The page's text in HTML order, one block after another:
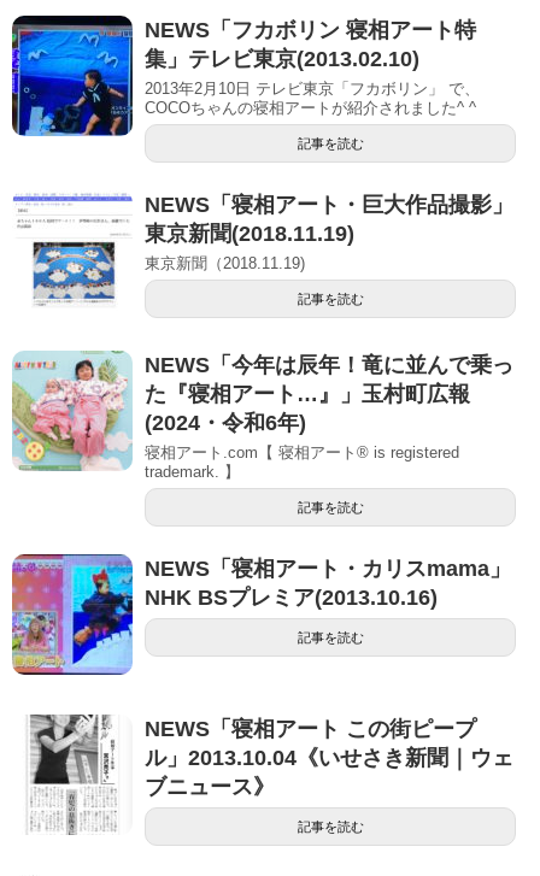
NEWS「フカボリン 寝相アート特
集」テレビ東京(2013.02.10)
2013年2月10日 テレビ東京「フカボリン」 で、
COCOちゃんの寝相アートが紹介されました^ ^
記事を読む
NEWS「寝相アート・巨大作品撮影」
東京新聞(2018.11.19)
東京新聞（2018.11.19)
記事を読む
NEWS「今年は辰年！竜に並んで乗っ
た『寝相アート…』」玉村町広報
(2024・令和6年)
寝相アート.com【 寝相アート® is registered
trademark. 】
記事を読む
NEWS「寝相アート・カリスmama」
NHK BSプレミア(2013.10.16)
記事を読む
NEWS「寝相アート この街ピープ
ル」2013.10.04《いせさき新聞｜ウェ
ブニュース》
記事を読む